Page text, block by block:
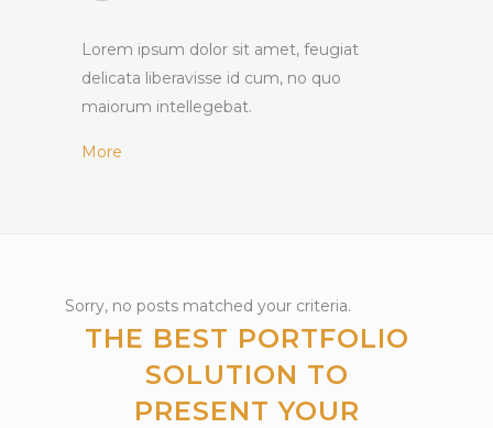
Lorem ipsum dolor sit amet, feugiat
delicata liberavisse id cum, no quo
maiorum intellegebat.
More
Sorry, no posts matched your criteria.
THE BEST PORTFOLIO
SOLUTION TO
PRESENT YOUR